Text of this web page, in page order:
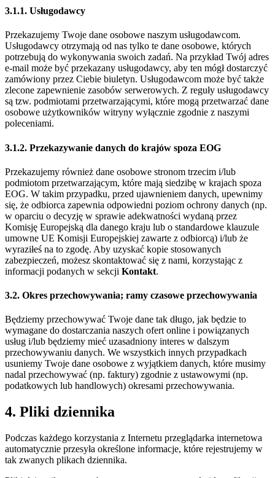
3.1.1. Usługodawcy
Przekazujemy Twoje dane osobowe naszym usługodawcom.
Usługodawcy otrzymają od nas tylko te dane osobowe, których
potrzebują do wykonywania swoich zadań. Na przykład Twój adres
e-mail może być przekazany usługodawcy, aby ten mógł dostarczyć
zamówiony przez Ciebie biuletyn. Usługodawcom może być także
zlecone zapewnienie zasobów serwerowych. Z reguły usługodawcy
są tzw. podmiotami przetwarzającymi, które mogą przetwarzać dane
osobowe użytkowników witryny wyłącznie zgodnie z naszymi
poleceniami.
3.1.2. Przekazywanie danych do krajów spoza EOG
Przekazujemy również dane osobowe stronom trzecim i/lub
podmiotom przetwarzającym, które mają siedzibę w krajach spoza
EOG. W takim przypadku, przed ujawnieniem danych, upewnimy
się, że odbiorca zapewnia odpowiedni poziom ochrony danych (np.
w oparciu o decyzję w sprawie adekwatności wydaną przez
Komisję Europejską dla danego kraju lub o standardowe klauzule
umowne UE Komisji Europejskiej zawarte z odbiorcą) i/lub że
wyraziłeś na to zgodę. Aby uzyskać kopie stosowanych
zabezpieczeń, możesz skontaktować się z nami, korzystając z
informacji podanych w sekcji Kontakt.
3.2. Okres przechowywania; ramy czasowe przechowywania
Będziemy przechowywać Twoje dane tak długo, jak będzie to
wymagane do dostarczania naszych ofert online i powiązanych
usług i/lub będziemy mieć uzasadniony interes w dalszym
przechowywaniu danych. We wszystkich innych przypadkach
usuniemy Twoje dane osobowe z wyjątkiem danych, które musimy
nadal przechowywać (np. faktury) zgodnie z ustawowymi (np.
podatkowych lub handlowych) okresami przechowywania.
4. Pliki dziennika
Podczas każdego korzystania z Internetu przeglądarka internetowa
automatycznie przesyła określone informacje, które rejestrujemy w
tak zwanych plikach dziennika.